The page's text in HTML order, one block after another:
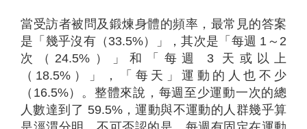
當受訪者被問及鍛煉身體的頻率，最常見的答案
是「幾乎沒有（33.5%）」，其次是「每週 1～2
次（24.5%）」和「每週 3 天或以上
（18.5%）」，「每天」運動的人也不少
（16.5%）。整體來說，每週至少運動一次的總
人數達到了 59.5%，運動與不運動的人群幾乎算